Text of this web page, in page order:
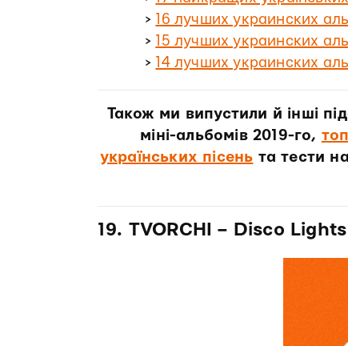
> 16 лучших украинских
> 15 лучших украинских
> 14 лучших украинских
Також ми випустили й інші
міні-альбомів 2019-го,
українських пісень та тести на
19. TVORCHI – Disco Lights